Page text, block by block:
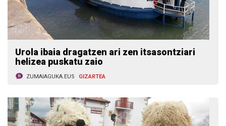
Urola ibaia dragatzen ari zen itsasontziari
helizea puskatu zaio
ZUMAIAGUKA.EUS GIZARTEA